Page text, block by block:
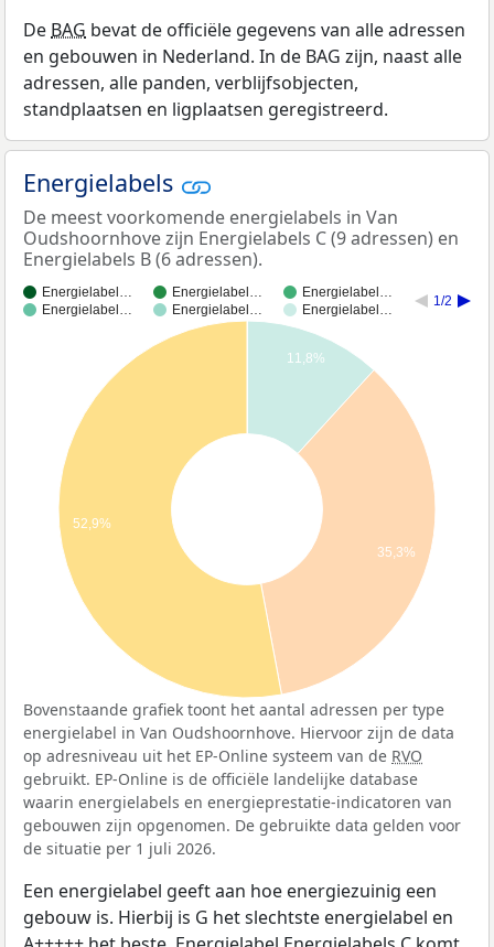
De BAG bevat de officiële gegevens van alle adressen
en gebouwen in Nederland. In de BAG zijn, naast alle
adressen, alle panden, verblijfsobjecten,
standplaatsen en ligplaatsen geregistreerd.
Energielabels
De meest voorkomende energielabels in Van
Oudshoornhove zijn Energielabels C (9 adressen) en
Energielabels B (6 adressen).
Energielabel… Energielabel…
Energielabel…
Energielabel…
Energielabel… Energielabel…
1/2
11,8%
35,3%
52,9%
Bovenstaande grafiek toont het aantal adressen per type
energielabel in Van Oudshoornhove. Hiervoor zijn de data
op adresniveau uit het EP-Online systeem van de RVO
gebruikt. EP-Online is de officiële landelijke database
waarin energielabels en energieprestatie-indicatoren van
gebouwen zijn opgenomen. De gebruikte data gelden voor
de situatie per 1 juli 2026.
Een energielabel geeft aan hoe energiezuinig een
gebouw is. Hierbij is G het slechtste energielabel en